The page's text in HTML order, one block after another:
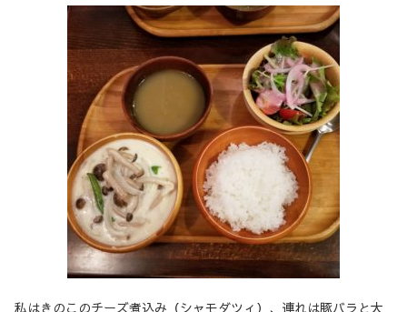
私はきのこのチーズ煮込み（シャモダツィ）、連れは豚バラと大